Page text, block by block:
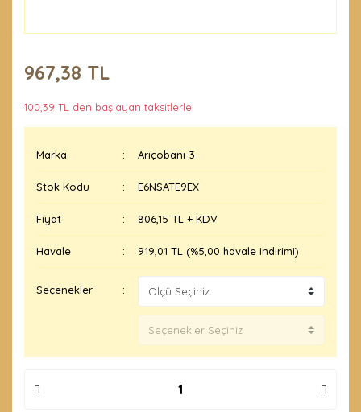
967,38 TL
100,39 TL den başlayan taksitlerle!
Marka Arıçobanı-3
Stok Kodu E6NSATE9EX
Fiyat 806,15 TL + KDV
Havale 919,01 TL (%5,00 havale indirimi)
Seçenekler